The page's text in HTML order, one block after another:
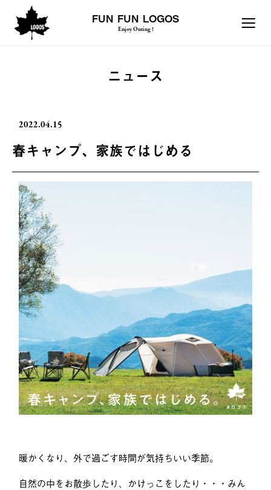
FUN FUN LOGOS
Enjoy Outing !
ニュース
2022.04.15
春キャンプ、家族ではじめる
暖かくなり、外で過ごす時間が気持ちいい季節。
自然の中をお散歩したり、かけっこをしたり・・・みん